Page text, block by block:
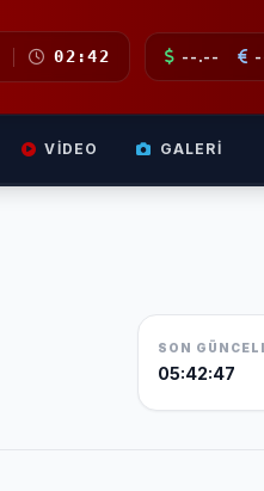
02:42 --.--
VIDEO GALERI
SON
05:42:47